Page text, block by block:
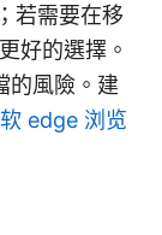
若需要在移
好的選擇。
的風險。建
edge 浏览